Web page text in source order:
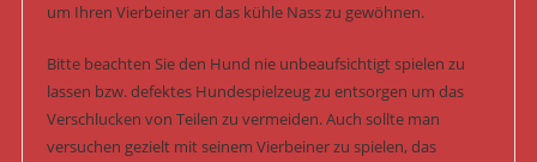
um Ihren Vierbeiner an das kühle Nass zu gewöhnen.
Bitte beachten Sie den Hund nie unbeaufsichtigt spielen zu
lassen bzw. defektes Hundespielzeug zu entsorgen um das
Verschlucken von Teilen zu vermeiden. Auch sollte man
versuchen gezielt mit seinem Vierbeiner zu spielen, das